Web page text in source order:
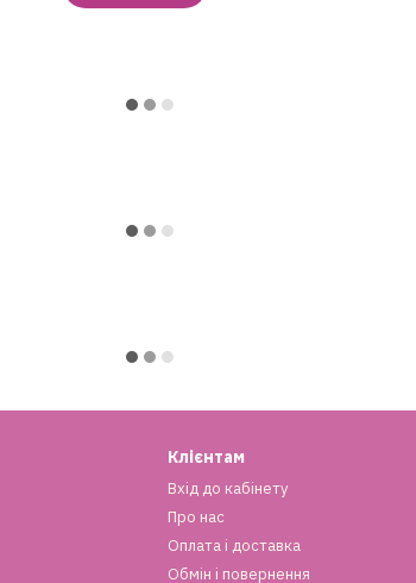
Клієнтам
Вхід до кабінету
Про нас
Оплата і доставка
Обмін і повернення